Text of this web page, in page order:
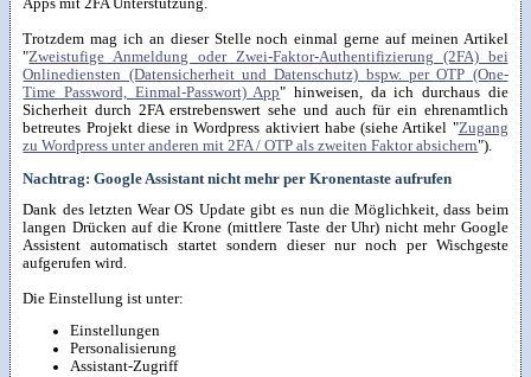
Apps mit 2FA Unterstützung.
Trotzdem mag ich an dieser Stelle noch einmal gerne auf meinen Artikel
"Zweistufige Anmeldung oder Zwei-Faktor-Authentifizierung (2FA) bei
Onlinediensten (Datensicherheit und Datenschutz) bspw. per OTP (One-
Time Password, Einmal-Passwort) App" hinweisen, da ich durchaus die
Sicherheit durch 2FA erstrebenswert sehe und auch für ein ehrenamtlich
betreutes Projekt diese in Wordpress aktiviert habe (siehe Artikel "Zugang
zu Wordpress unter anderen mit 2FA / OTP als zweiten Faktor absichern").
Nachtrag: Google Assistant nicht mehr per Kronentaste aufrufen
Dank des letzten Wear OS Update gibt es nun die Möglichkeit, dass beim
langen Drücken auf die Krone (mittlere Taste der Uhr) nicht mehr Google
Assistent automatisch startet sondern dieser nur noch per Wischgeste
aufgerufen wird.
Die Einstellung ist unter:
Einstellungen
Personalisierung
Assistant-Zugriff